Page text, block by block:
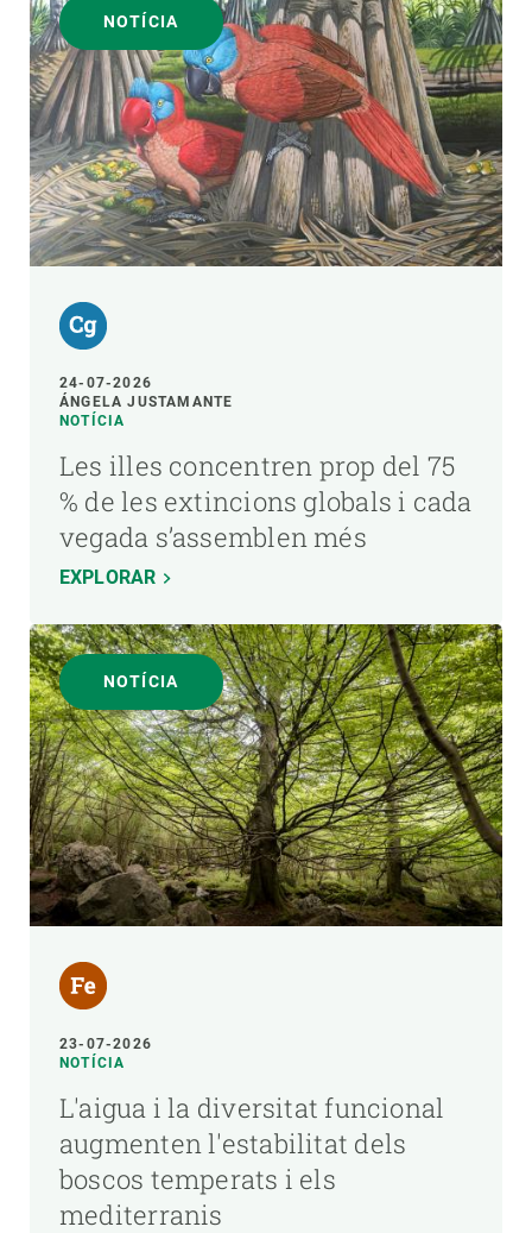
NOTÍCIA
24-07-2026
ÁNGELA JUSTAMANTE
NOTÍCIA
Les illes concentren prop del 75
% de les extincions globals i cada
vegada s’assemblen més
EXPLORAR
NOTÍCIA
23-07-2026
NOTÍCIA
L'aigua i la diversitat funcional
augmenten l'estabilitat dels
boscos temperats i els
mediterranis